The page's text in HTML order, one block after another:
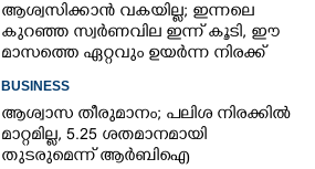
ആശ്വസിക്കാൻ വകയില്ല; ഇന്നലെ
കുറഞ്ഞ സ്വർണവില ഇന്ന് കൂടി, ഈ
മാസത്തെ ഏറ്റവും ഉയർന്ന നിരക്ക്
BUSINESS
ആശ്വാസ തീരുമാനം; പലിശ നിരക്കിൽ
മാറ്റമില്ല, 5.25 ശതമാനമായി
തുടരുമെന്ന് ആർബിഐ